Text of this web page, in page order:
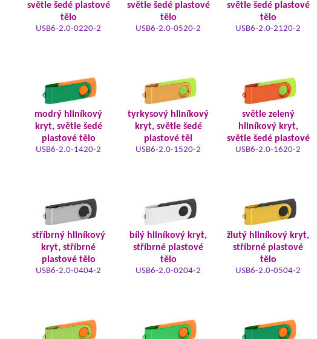
světle šedé plastové
tělo
USB6-2.0-0220-2
světle šedé plastové
tělo
USB6-2.0-0520-2
světle šedé plastové
tělo
USB6-2.0-2120-2
modrý hliníkový
kryt, světle šedé
plastové tělo
USB6-2.0-1420-2
tyrkysový hliníkový
kryt, světle šedé
plastové těl
USB6-2.0-1520-2
světle zelený
hliníkový kryt,
světle šedé plastové
USB6-2.0-1620-2
stříbrný hliníkový
kryt, stříbrné
plastové tělo
USB6-2.0-0404-2
bílý hliníkový kryt,
stříbrné plastové
tělo
USB6-2.0-0204-2
žlutý hliníkový kryt,
stříbrné plastové
tělo
USB6-2.0-0504-2